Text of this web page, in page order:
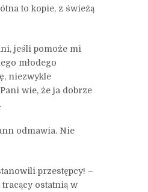
to kopie, z świeżą
jeśli pomoże mi
młodego
niezwykle
wie, że ja dobrze
odmawia. Nie
przestępcy! –
ostatnią w